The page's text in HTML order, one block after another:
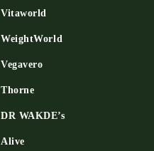
Vitaworld
WeightWorld
Vegavero
Thorne
DR WAKDE’s
Alive